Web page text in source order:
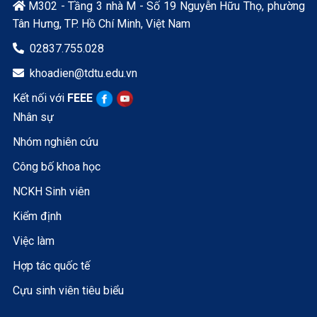
M302 - Tầng 3 nhà M - Số 19 Nguyễn Hữu Thọ, phường
Tân Hưng, TP. Hồ Chí Minh, Việt Nam
 02837.755.028
 khoadien@tdtu.edu.vn
Kết nối với FEEE
Nhân sự
Nhóm nghiên cứu
Công bố khoa học
NCKH Sinh viên
Kiểm định
Việc làm
Hợp tác quốc tế
Cựu sinh viên tiêu biểu